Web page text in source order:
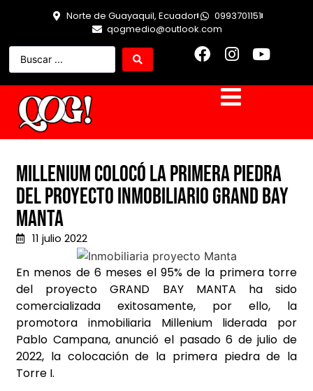
Norte de Guayaquil, Ecuador
0993701151
qogmedio@outlook.com
Millenium colocó la primera piedra
del proyecto inmobiliario Grand Bay
Manta
11 julio 2022
En menos de 6 meses el 95% de la primera torre
del proyecto GRAND BAY MANTA ha sido
comercializada exitosamente, por ello, la
promotora inmobiliaria Millenium liderada por
Pablo Campana, anunció el pasado 6 de julio de
2022, la colocación de la primera piedra de la
Torre I.